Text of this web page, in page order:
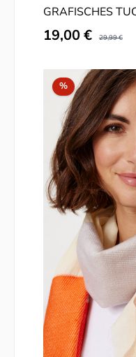
GRAFISCHES
Verkaufspreis:
19,00 € Regulärer
29,99 €
%Rabatt